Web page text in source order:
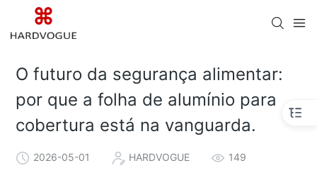
O futuro da segurança alimentar:
por que a folha de alumínio para
cobertura está na vanguarda.
2026-05-01 HARDVOGUE 149